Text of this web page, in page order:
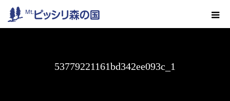
53779221161bd342ee093c_1